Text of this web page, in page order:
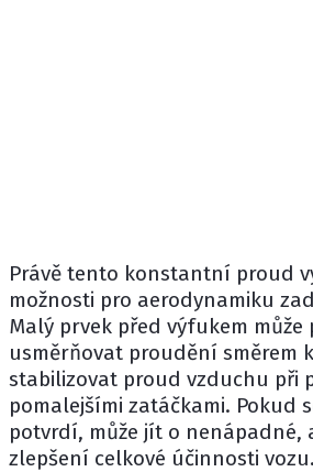
Právě tento konstantní proud
možnosti pro aerodynamiku
Malý prvek před výfukem může
usměrňovat proudění směrem
stabilizovat proud vzduchu při
pomalejšími zatáčkami. Pokud
potvrdí, může jít o nenápadné,
zlepšení celkové účinnosti vozu.